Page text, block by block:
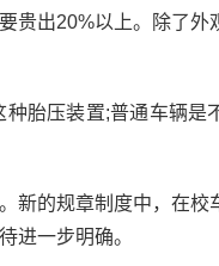
贵出20%以上。除了外
胎压装置;普通车辆是
的规章制度中，在校
进一步明确。